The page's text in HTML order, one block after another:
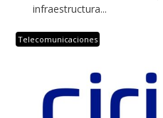
infraestructura...
Telecomunicaciones